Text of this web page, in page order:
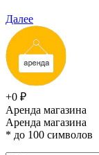
Далее
+0 ₽
Аренда магазина
Аренда магазина
* до 100 символов